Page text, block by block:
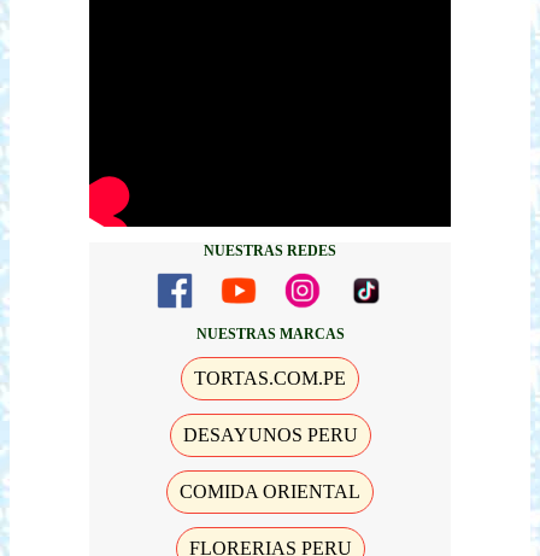
NUESTRAS REDES
NUESTRAS MARCAS
TORTAS.COM.PE
DESAYUNOS PERU
COMIDA ORIENTAL
FLORERIAS PERU